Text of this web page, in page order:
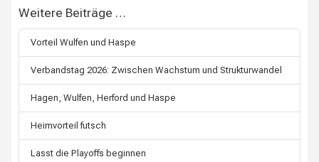
Weitere Beiträge …
Vorteil Wulfen und Haspe
Verbandstag 2026: Zwischen Wachstum und Strukturwandel
Hagen, Wulfen, Herford und Haspe
Heimvorteil futsch
Lasst die Playoffs beginnen